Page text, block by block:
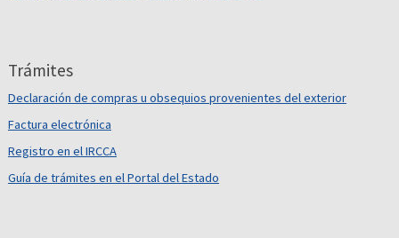
Trámites
Declaración de compras u obsequios provenientes del exterior
Factura electrónica
Registro en el IRCCA
Guía de trámites en el Portal del Estado